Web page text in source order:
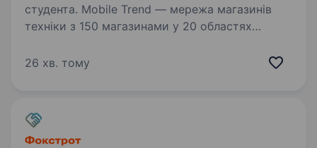
студента. Mobile Trend — мережа магазинів
техніки з 150 магазинами у 20 областях
Більше про нас — mobiletrend.com
26 хв. тому